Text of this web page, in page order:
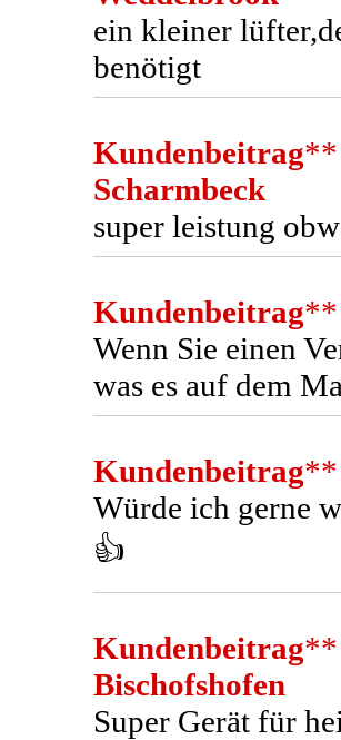
ein kleiner
benötigt
Kundenbeitrag**
Scharmbeck
super leistung
Kundenbeitrag**
Wenn Sie einen
was es auf dem
Kundenbeitrag**
Würde ich gerne
👍
Kundenbeitrag**
Bischofshofen
Super Gerät für